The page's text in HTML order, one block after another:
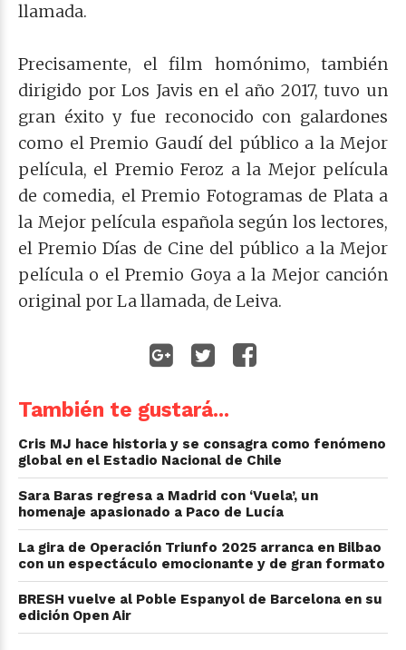
llamada.
Precisamente, el film homónimo, también
dirigido por Los Javis en el año 2017, tuvo un
gran éxito y fue reconocido con galardones
como el Premio Gaudí del público a la Mejor
película, el Premio Feroz a la Mejor película
de comedia, el Premio Fotogramas de Plata a
la Mejor película española según los lectores,
el Premio Días de Cine del público a la Mejor
película o el Premio Goya a la Mejor canción
original por La llamada, de Leiva.
También te gustará...
Cris MJ hace historia y se consagra como fenómeno
global en el Estadio Nacional de Chile
Sara Baras regresa a Madrid con ‘Vuela’, un
homenaje apasionado a Paco de Lucía
La gira de Operación Triunfo 2025 arranca en Bilbao
con un espectáculo emocionante y de gran formato
BRESH vuelve al Poble Espanyol de Barcelona en su
edición Open Air